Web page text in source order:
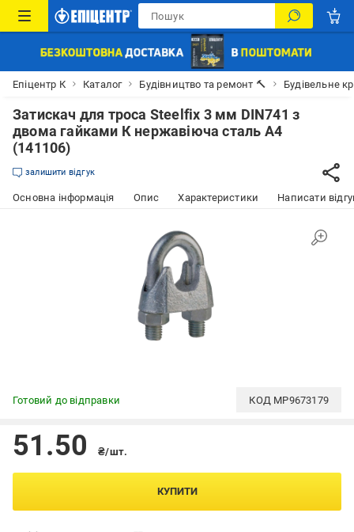
Епіцентр К Каталог Будівництво та ремонт 🔨 Будівельне
Затискач для троса Steelfix 3 мм DIN741 з
двома гайками К нержавіюча сталь А4
(141106)
залишити відгук
Основна інформація Опис Характеристики Написати
Готовий до відправки КОД MP9673179
51.50 ₴/шт.
КУПИТИ